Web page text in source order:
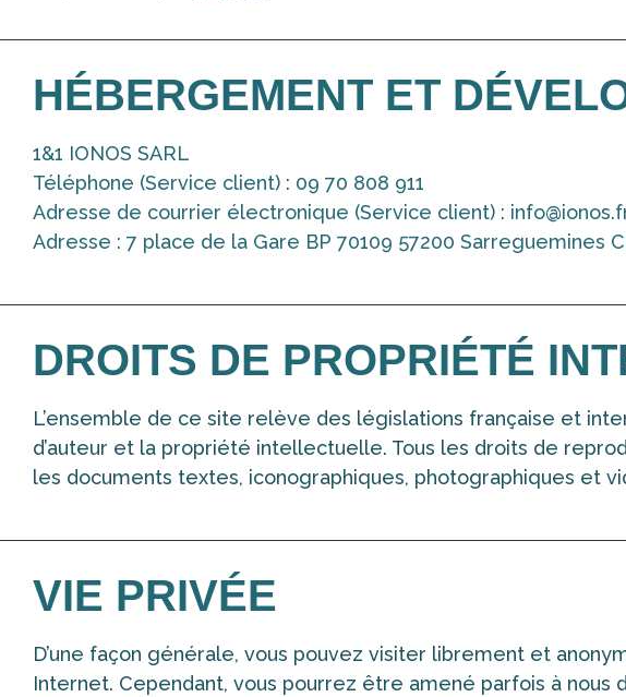
HÉBERGEMENT ET
1&1 IONOS SARL
Téléphone (Service client) : 09 70 808 911
Adresse de courrier électronique (Service client) :
Adresse : 7 place de la Gare BP 70109 57200 Sarreguemines
DROITS DE PROPRIÉTÉ
L’ensemble de ce site relève des législations française et
d’auteur et la propriété intellectuelle. Tous les droits de
les documents textes, iconographiques, photographiques et
VIE PRIVÉE
D’une façon générale, vous pouvez visiter librement et
Internet. Cependant, vous pourrez être amené parfois à nous